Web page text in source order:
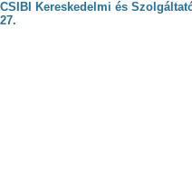
CSIBI Kereskedelmi és
27.